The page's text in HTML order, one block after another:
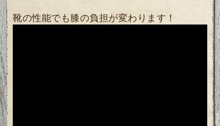
靴の性能でも膝の負担が変わります！